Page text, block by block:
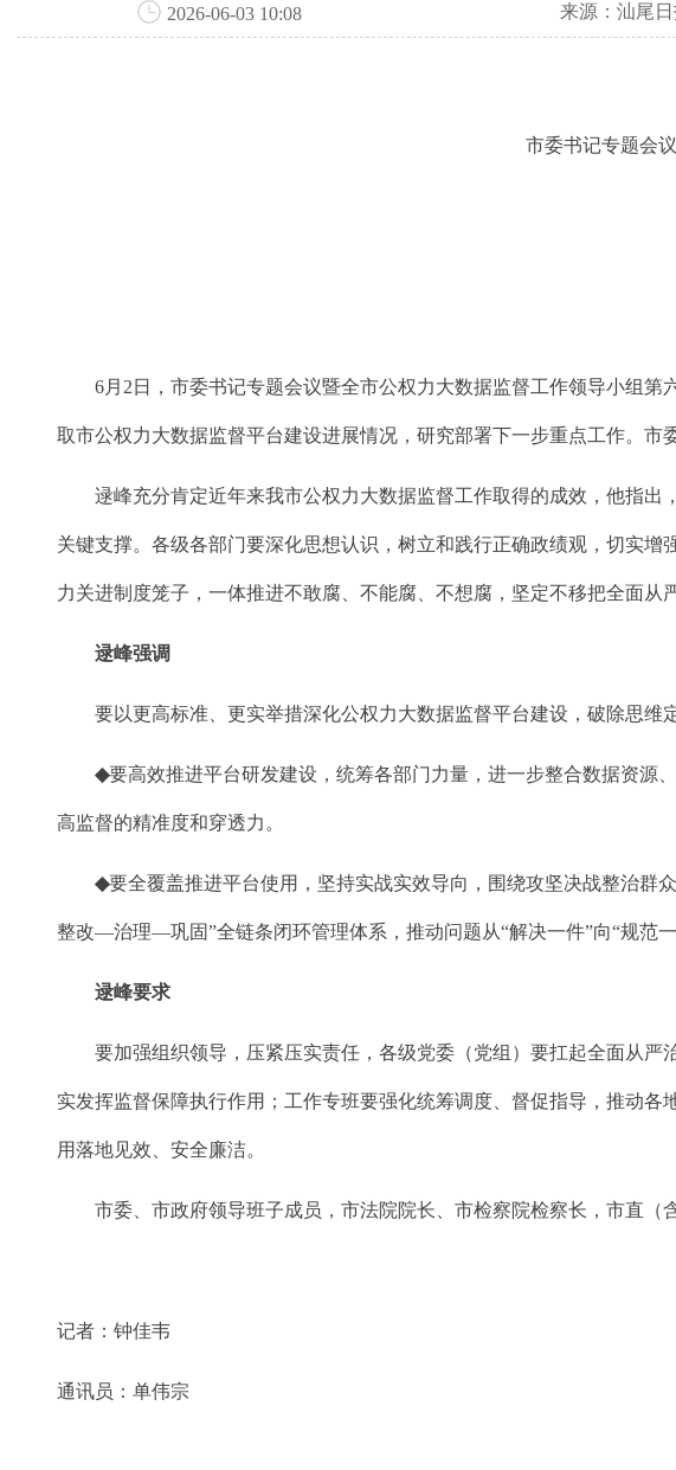
2026-06-03 10:08 来源： 汕尾
市委书记专题会
6月2日，市委书记专题会议暨全市公权力大数据监督工作领导小组第
取市公权力大数据监督平台建设进展情况，研究部署下一步重点工作。
逯峰充分肯定近年来我市公权力大数据监督工作取得的成效，他指出
关键支撑。各级各部门要深化思想认识，树立和践行正确政绩观，切实
力关进制度笼子，一体推进不敢腐、不能腐、不想腐，坚定不移把全面从
逯峰强调
要以更高标准、更实举措深化公权力大数据监督平台建设，破除思维
◆要高效推进平台研发建设 ，统筹各部门力量，进一步整合数据资源
高监督的精准度和穿透力。
◆要全覆盖推进平台使用，坚持实战实效导向，围绕攻坚决战整治
整改—治理—巩固”全链条闭环管理体系，推动问题从“解决一件”向“规范
逯峰要求
要加强组织领导，压紧压实责任，各级党委（党组）要扛起全面从严
实发挥监督保障执行作用；工作专班要强化统筹调度、督促指导，推动
用落地见效、安全廉洁。
市委、市政府领导班子成员，市法院院长、市检察院检察长，市直（
记者 ：钟佳韦
通讯员：单伟宗